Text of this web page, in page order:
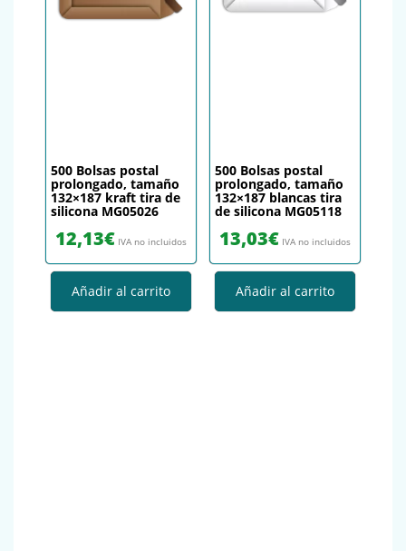
500 Bolsas postal
prolongado, tamaño
132×187 kraft tira de
silicona MG05026
12,13€ IVA no incluidos
Añadir al carrito
500 Bolsas postal
prolongado, tamaño
132×187 blancas tira
de silicona MG05118
13,03€ IVA no incluidos
Añadir al carrito